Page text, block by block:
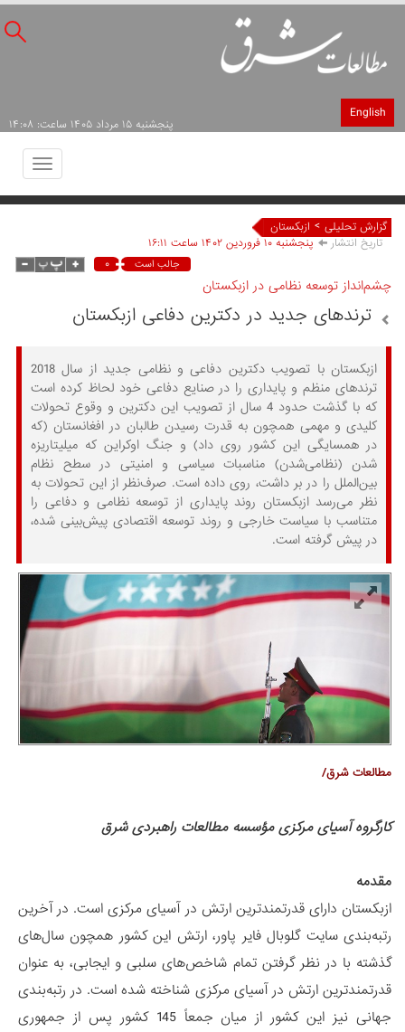
English
پنجشنبه ۱۵ مرداد ۱۴۰۵ ساعت: ۱۴:۰۸
Toggle
گزارش تحلیلی > ازبکستان
تاریخ انتشار
پنجشنبه ۱۰ فروردين ۱۴۰۲ ساعت ۱۶:۱۱
جالب است ۰
چشم‌انداز توسعه نظامی در ازبکستان
ترندهای جدید در دکترین دفاعی ازبکستان
ازبکستان با تصویب دکترین دفاعی و نظامی جدید از سال 2018
ترندهای منظم و پایداری را در صنایع دفاعی خود لحاظ کرده است
که با گذشت حدود 4 سال از تصویب این دکترین و وقوع تحولات
کلیدی و مهمی همچون به قدرت رسیدن طالبان در افغانستان (که
در همسایگی این کشور روی داد) و جنگ اوکراین که میلیتاریزه
شدن (نظامی‌شدن) مناسبات سیاسی و امنیتی در سطح نظام
بین‌الملل را در بر داشت، روی داده است. صرف‌نظر از این تحولات به
نظر می‌رسد ازبکستان روند پایداری از توسعه نظامی و دفاعی را
متناسب با سیاست خارجی و روند توسعه اقتصادی پیش‌بینی شده،
در پیش گرفته است.
مطالعات شرق/
کارگروه آسیای مرکزی مؤسسه مطالعات راهبردی شرق
مقدمه
ازبکستان دارای قدرتمندترین ارتش در آسیای مرکزی است. در آخرین
رتبه‌بندی سایت گلوبال فایر پاور، ارتش این کشور همچون سال‌های
گذشته با در نظر گرفتن تمام شاخص‌های سلبی و ایجابی، به عنوان
قدرتمندترین ارتش در آسیای مرکزی شناخته شده است. در رتبه‌بندی
جهانی نیز این کشور از میان جمعاً 145 کشور پس از جمهوری